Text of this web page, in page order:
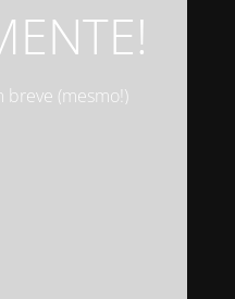
breve (mesmo!)